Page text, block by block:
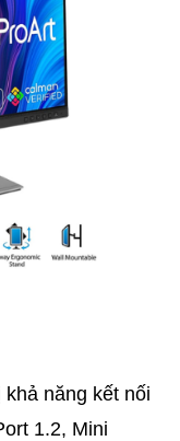
năng kết nối
1.2, Mini